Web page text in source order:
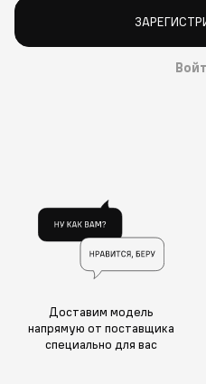
Доставим модель
напрямую от поставщика
специально для вас